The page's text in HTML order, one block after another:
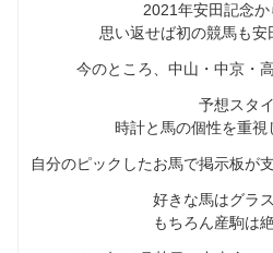
2021年安田記念
思い返せば初の競馬も安
今のところ、中山・中京・
予想スタ
時計と馬の個性を重視
自分のピックしたお馬で掲示板が
好きな馬はグラ
もちろん産駒は